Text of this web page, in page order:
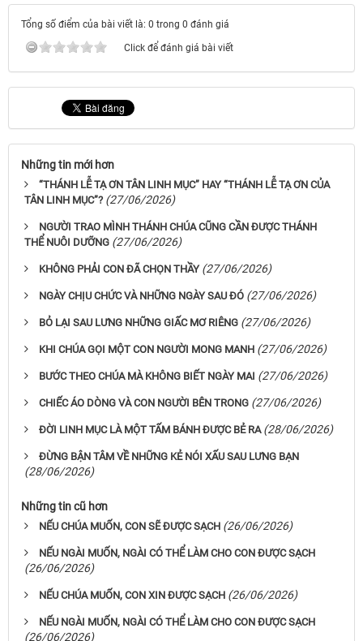
Tổng số điểm của bài viết là: 0 trong 0 đánh giá
Click để đánh giá bài viết
Những tin mới hơn
“THÁNH LỄ TẠ ƠN TÂN LINH MỤC” HAY “THÁNH LỄ TẠ ƠN CỦA
TÂN LINH MỤC”? (27/06/2026)
NGƯỜI TRAO MÌNH THÁNH CHÚA CŨNG CẦN ĐƯỢC THÁNH
THỂ NUÔI DƯỠNG (27/06/2026)
KHÔNG PHẢI CON ĐÃ CHỌN THẦY (27/06/2026)
NGÀY CHỊU CHỨC VÀ NHỮNG NGÀY SAU ĐÓ (27/06/2026)
BỎ LẠI SAU LƯNG NHỮNG GIẤC MƠ RIÊNG (27/06/2026)
KHI CHÚA GỌI MỘT CON NGƯỜI MONG MANH (27/06/2026)
BƯỚC THEO CHÚA MÀ KHÔNG BIẾT NGÀY MAI (27/06/2026)
CHIẾC ÁO DÒNG VÀ CON NGƯỜI BÊN TRONG (27/06/2026)
ĐỜI LINH MỤC LÀ MỘT TẤM BÁNH ĐƯỢC BẺ RA (28/06/2026)
ĐỪNG BẬN TÂM VỀ NHỮNG KẺ NÓI XẤU SAU LƯNG BẠN
(28/06/2026)
Những tin cũ hơn
NẾU CHÚA MUỐN, CON SẼ ĐƯỢC SẠCH (26/06/2026)
NẾU NGÀI MUỐN, NGÀI CÓ THỂ LÀM CHO CON ĐƯỢC SẠCH
(26/06/2026)
NẾU CHÚA MUỐN, CON XIN ĐƯỢC SẠCH (26/06/2026)
NẾU NGÀI MUỐN, NGÀI CÓ THỂ LÀM CHO CON ĐƯỢC SẠCH
(26/06/2026)